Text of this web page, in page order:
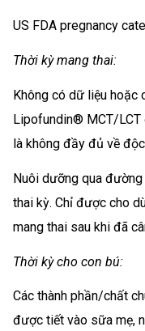
US FDA pregnancy
Thời kỳ mang thai:
Không có dữ liệu hoặc
Lipofundin® MCT/LCT
là không đầy đủ về
Nuôi dưỡng qua
thai kỳ. Chỉ được cho
mang thai sau khi đã
Thời kỳ cho con bú:
Các thành phần/chất
được tiết vào sữa mẹ,